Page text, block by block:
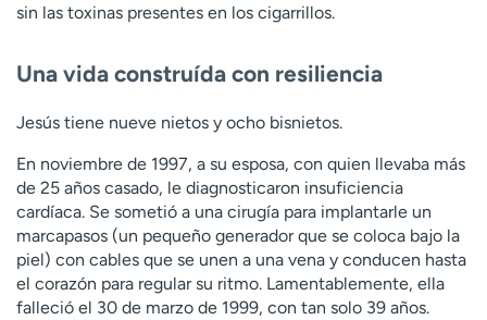
sin las toxinas presentes en los cigarrillos.
Una vida construída con resiliencia
Jesús tiene nueve nietos y ocho bisnietos.
En noviembre de 1997, a su esposa, con quien llevaba más
de 25 años casado, le diagnosticaron insuficiencia
cardíaca. Se sometió a una cirugía para implantarle un
marcapasos (un pequeño generador que se coloca bajo la
piel) con cables que se unen a una vena y conducen hasta
el corazón para regular su ritmo. Lamentablemente, ella
falleció el 30 de marzo de 1999, con tan solo 39 años.